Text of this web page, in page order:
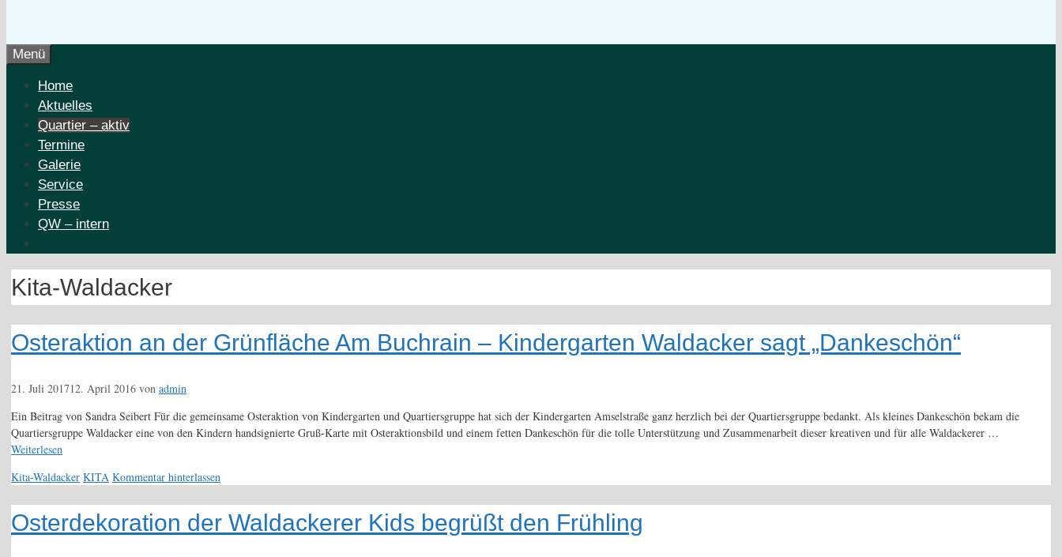
Menü
Home
Aktuelles
Quartier – aktiv
Termine
Galerie
Service
Presse
QW – intern
Kita-Waldacker
Osteraktion an der Grünfläche Am Buchrain – Kindergarten Waldacker sagt „Dankeschön“
21. Juli 201712. April 2016 von admin
Ein Beitrag von Sandra Seibert Für die gemeinsame Osteraktion von Kindergarten und Quartiersgruppe hat sich der Kindergarten Amselstraße ganz herzlich bei der Quartiersgruppe bedankt. Als kleines Dankeschön bekam die
Quartiersgruppe Waldacker eine von den Kindern handsignierte Gruß-Karte mit Osteraktionsbild und einem fetten Dankeschön für die tolle Unterstützung und Zusammenarbeit dieser kreativen und für alle Waldackerer …
Weiterlesen
Kategorien
Kita-Waldacker Schlagwörter
KITA Kommentar hinterlassen
Osterdekoration der Waldackerer Kids begrüßt den Frühling